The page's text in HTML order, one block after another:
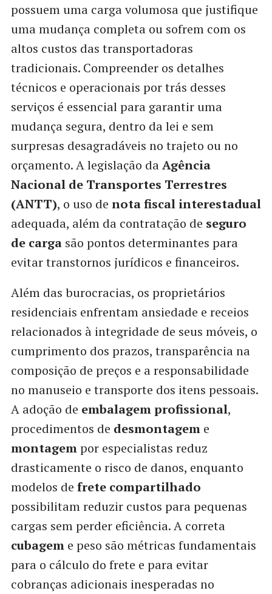
possuem uma carga volumosa que justifique
uma mudança completa ou sofrem com os
altos custos das transportadoras
tradicionais. Compreender os detalhes
técnicos e operacionais por trás desses
serviços é essencial para garantir uma
mudança segura, dentro da lei e sem
surpresas desagradáveis no trajeto ou no
orçamento. A legislação daAgência
Nacional de Transportes Terrestres
(ANTT), o uso de nota fiscal interestadual
adequada, além da contratação de seguro
de cargasão pontos determinantes para
evitar transtornos jurídicos e financeiros.
Além das burocracias, os proprietários
residenciais enfrentam ansiedade e receios
relacionados à integridade de seus móveis, o
cumprimento dos prazos, transparência na
composição de preços e a responsabilidade
no manuseio e transporte dos itens pessoais.
A adoção de embalagem profissional,
procedimentos de desmontageme
montagempor especialistas reduz
drasticamente o risco de danos, enquanto
modelos de frete compartilhado
possibilitam reduzir custos para pequenas
cargas sem perder eficiência. A correta
cubageme peso são métricas fundamentais
para o cálculo do frete e para evitar
cobranças adicionais inesperadas no